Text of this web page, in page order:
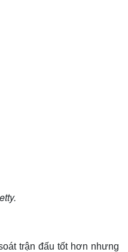
trận đấu tốt hơn nhưng